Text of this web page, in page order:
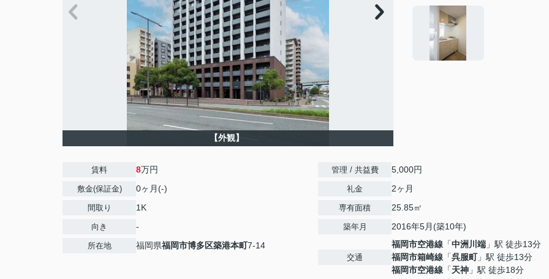
【外観】
賃料 8万円
敷金(保証金) 0ヶ月(-)
間取り 1K
向き -
所在地 福岡県福岡市博多区築港本町7-14
管理 / 共益費 5,000円
礼金 2ヶ月
専有面積 25.85㎡
築年月 2016年5月(築10年)
交通
福岡市空港線 「中洲川端 」駅 徒歩13分
福岡市箱崎線 「呉服町」駅 徒歩13分
福岡市空港線 「天神 」駅 徒歩18分